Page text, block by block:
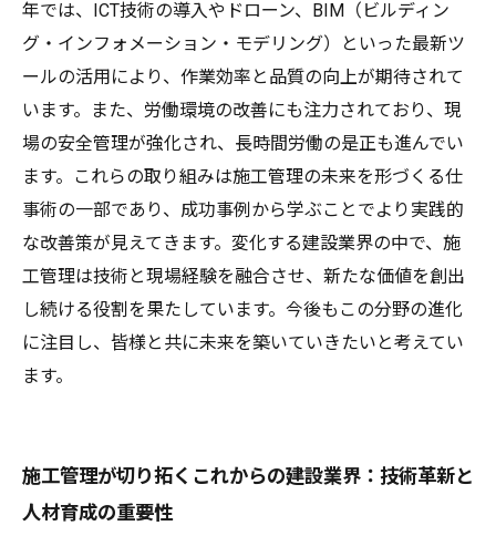
年では、ICT技術の導入やドローン、BIM（ビルディン
グ・インフォメーション・モデリング）といった最新ツ
ールの活用により、作業効率と品質の向上が期待されて
います。また、労働環境の改善にも注力されており、現
場の安全管理が強化され、長時間労働の是正も進んでい
ます。これらの取り組みは施工管理の未来を形づくる仕
事術の一部であり、成功事例から学ぶことでより実践的
な改善策が見えてきます。変化する建設業界の中で、施
工管理は技術と現場経験を融合させ、新たな価値を創出
し続ける役割を果たしています。今後もこの分野の進化
に注目し、皆様と共に未来を築いていきたいと考えてい
ます。
施工管理が切り拓くこれからの建設業界：技術革新と
人材育成の重要性